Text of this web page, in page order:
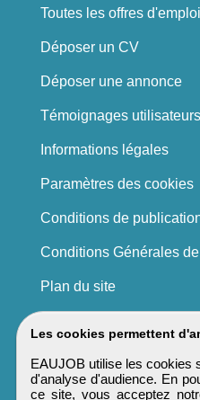
Les cookies permettent
EAUJOB utilise les cookies
d'analyse d'audience. En
ce site, vous acceptez
Toutes les offres d'emploi
Déposer un CV
Déposer une annonce
Témoignages utilisateurs
Informations légales
Paramètres des cookies
Conditions de
Conditions Générales
Plan du site